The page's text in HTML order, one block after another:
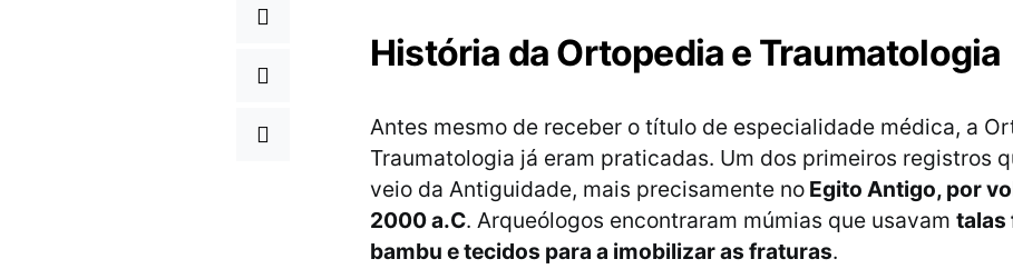
História da Ortopedia e Traumatologia
Antes mesmo de receber o título de especialidade médica, a
Traumatologia já eram praticadas. Um dos primeiros registros
veio da Antiguidade, mais precisamente no Egito Antigo, por
2000 a.C. Arqueólogos encontraram múmias que usavam talas
bambu e tecidos para a imobilizar as fraturas.